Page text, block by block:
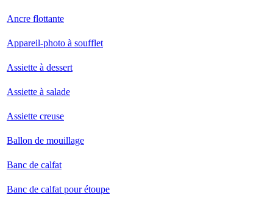
Ancre flottante
Appareil-photo à soufflet
Assiette à dessert
Assiette à salade
Assiette creuse
Ballon de mouillage
Banc de calfat
Banc de calfat pour étoupe